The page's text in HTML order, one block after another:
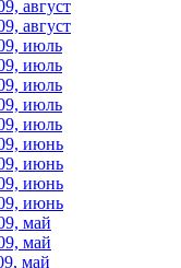
август
август
июль
июль
июль
июль
июль
июнь
июнь
июнь
июнь
май
май
май